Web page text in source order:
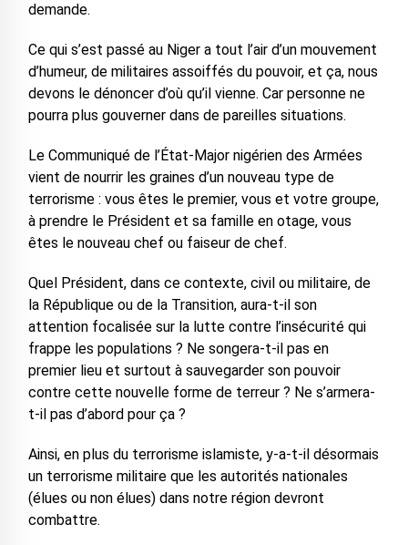
demande.
Ce qui s’est passé au Niger a tout l’air d’un mouvement
d’humeur, de militaires assoiffés du pouvoir, et ça, nous
devons le dénoncer d’où qu’il vienne. Car personne ne
pourra plus gouverner dans de pareilles situations.
Le Communiqué de l’État-Major nigérien des Armées
vient de nourrir les graines d’un nouveau type de
terrorisme : vous êtes le premier, vous et votre groupe,
à prendre le Président et sa famille en otage, vous
êtes le nouveau chef ou faiseur de chef.
Quel Président, dans ce contexte, civil ou militaire, de
la République ou de la Transition, aura-t-il son
attention focalisée sur la lutte contre l’insécurité qui
frappe les populations ? Ne songera-t-il pas en
premier lieu et surtout à sauvegarder son pouvoir
contre cette nouvelle forme de terreur ? Ne s’armera-
t-il pas d’abord pour ça ?
Ainsi, en plus du terrorisme islamiste, y-a-t-il désormais
un terrorisme militaire que les autorités nationales
(élues ou non élues) dans notre région devront
combattre.